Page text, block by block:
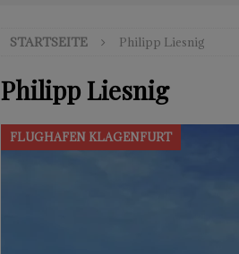
STARTSEITE Philipp Liesnig
Philipp Liesnig
FLUGHAFEN KLAGENFURT